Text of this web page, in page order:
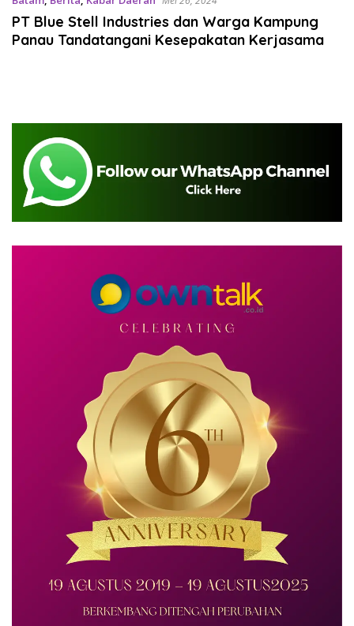
PT Blue Stell Industries dan Warga Kampung
Panau Tandatangani Kesepakatan Kerjasama